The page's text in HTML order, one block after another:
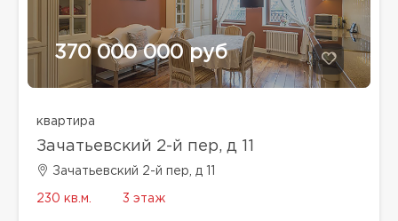
370 000 000 руб
квартира
Зачатьевский 2-й пер, д 11
Зачатьевский 2-й пер, д 11
230 кв.м. 3 этаж